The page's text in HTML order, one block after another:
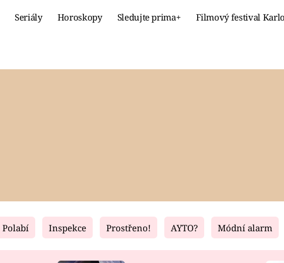
Seriály Horoskopy Sledujte prima+ Filmový festival
Fresh Living
Polabí Inspekce Prostřeno! AYTO? Módní alarm